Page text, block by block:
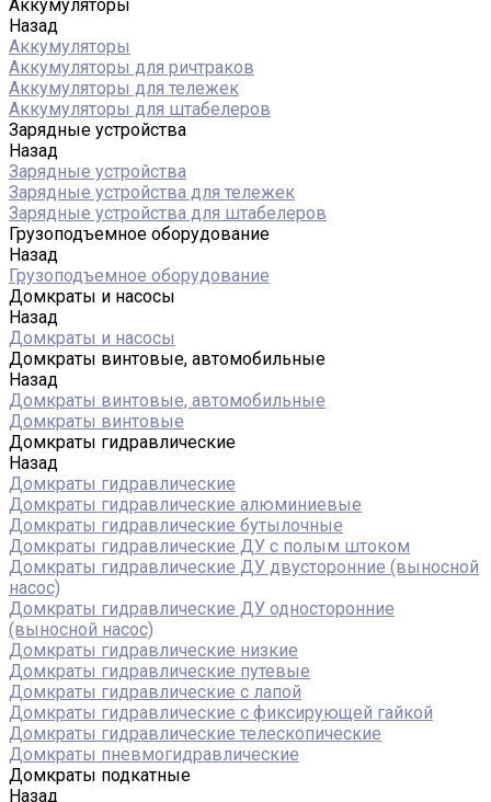
Аккумуляторы
Назад
Аккумуляторы
Аккумуляторы для ричтраков
Аккумуляторы для тележек
Аккумуляторы для штабелеров
Зарядные устройства
Назад
Зарядные устройства
Зарядные устройства для тележек
Зарядные устройства для штабелеров
Грузоподъемное оборудование
Назад
Грузоподъемное оборудование
Домкраты и насосы
Назад
Домкраты и насосы
Домкраты винтовые, автомобильные
Назад
Домкраты винтовые, автомобильные
Домкраты винтовые
Домкраты гидравлические
Назад
Домкраты гидравлические
Домкраты гидравлические алюминиевые
Домкраты гидравлические бутылочные
Домкраты гидравлические ДУ c полым штоком
Домкраты гидравлические ДУ двусторонние (выносной
насос)
Домкраты гидравлические ДУ односторонние
(выносной насос)
Домкраты гидравлические низкие
Домкраты гидравлические путевые
Домкраты гидравлические с лапой
Домкраты гидравлические с фиксирующей гайкой
Домкраты гидравлические телескопические
Домкраты пневмогидравлические
Домкраты подкатные
Назад